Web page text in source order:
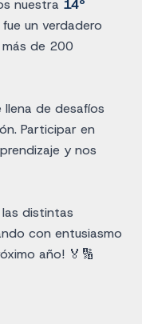
nuestra 14º
fue un verdadero
de 200
de desafíos
Participar en
y nos
distintas
con entusiasmo
año! 🏅🔢